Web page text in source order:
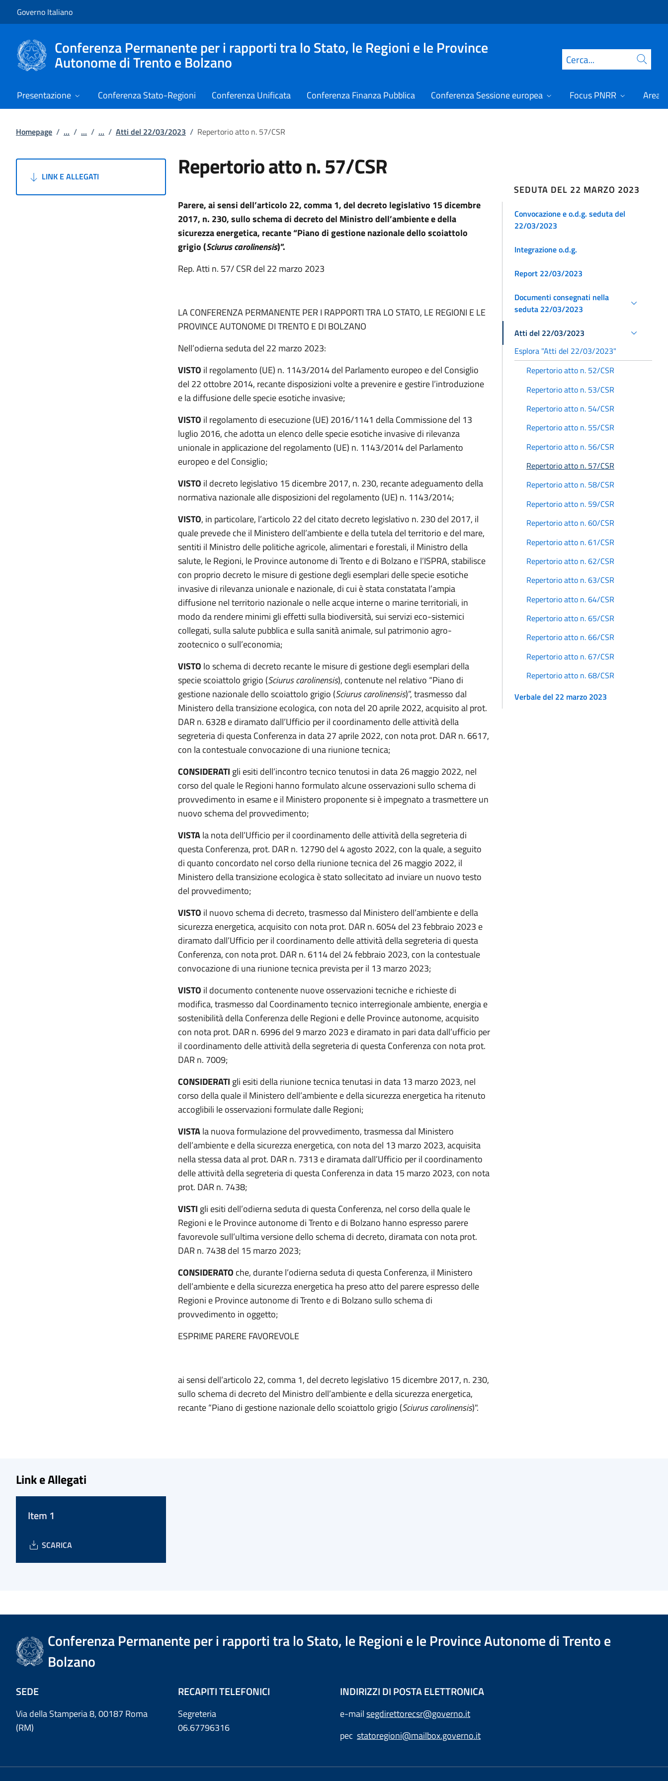
Governo Italiano
Conferenza Permanente per i rapporti tra lo Stato, le Regioni e le Province
Autonome di Trento e Bolzano Cerca
Presentazione Conferenza Stato-Regioni Conferenza Unificata Conferenza Finanza Pubblica Conferenza Sessione europea Focus PNRR Area
Homepage / ... / ... / ... / Atti del 22/03/2023 / Repertorio atto n. 57/CSR
LINK E ALLEGATI Repertorio atto n. 57/CSR
Parere, ai sensi dell’articolo 22, comma 1, del decreto legislativo 15 dicembre
2017, n. 230, sullo schema di decreto del Ministro dell’ambiente e della
sicurezza energetica, recante “Piano di gestione nazionale dello scoiattolo
grigio (Sciurus carolinensis)”.
Rep. Atti n. 57/ CSR del 22 marzo 2023
LA CONFERENZA PERMANENTE PER I RAPPORTI TRA LO STATO, LE REGIONI E LE
PROVINCE AUTONOME DI TRENTO E DI BOLZANO
Nell’odierna seduta del 22 marzo 2023:
VISTO il regolamento (UE) n. 1143/2014 del Parlamento europeo e del Consiglio
del 22 ottobre 2014, recante disposizioni volte a prevenire e gestire l’introduzione
e la diffusione delle specie esotiche invasive;
VISTO il regolamento di esecuzione (UE) 2016/1141 della Commissione del 13
luglio 2016, che adotta un elenco delle specie esotiche invasive di rilevanza
unionale in applicazione del regolamento (UE) n. 1143/2014 del Parlamento
europeo e del Consiglio;
VISTO il decreto legislativo 15 dicembre 2017, n. 230, recante adeguamento della
normativa nazionale alle disposizioni del regolamento (UE) n. 1143/2014;
VISTO, in particolare, l’articolo 22 del citato decreto legislativo n. 230 del 2017, il
quale prevede che il Ministero dell’ambiente e della tutela del territorio e del mare,
sentiti il Ministro delle politiche agricole, alimentari e forestali, il Ministro della
salute, le Regioni, le Province autonome di Trento e di Bolzano e l’ISPRA, stabilisce
con proprio decreto le misure di gestione degli esemplari delle specie esotiche
invasive di rilevanza unionale e nazionale, di cui è stata constatata l’ampia
diffusione nel territorio nazionale o nelle acque interne o marine territoriali, in
modo da rendere minimi gli effetti sulla biodiversità, sui servizi eco-sistemici
collegati, sulla salute pubblica e sulla sanità animale, sul patrimonio agro-
zootecnico o sull’economia;
VISTO lo schema di decreto recante le misure di gestione degli esemplari della
specie scoiattolo grigio (Sciurus carolinensis), contenute nel relativo “Piano di
gestione nazionale dello scoiattolo grigio (Sciurus carolinensis)”, trasmesso dal
Ministero della transizione ecologica, con nota del 20 aprile 2022, acquisito al prot.
DAR n. 6328 e diramato dall’Ufficio per il coordinamento delle attività della
segreteria di questa Conferenza in data 27 aprile 2022, con nota prot. DAR n. 6617,
con la contestuale convocazione di una riunione tecnica;
CONSIDERATI gli esiti dell’incontro tecnico tenutosi in data 26 maggio 2022, nel
corso del quale le Regioni hanno formulato alcune osservazioni sullo schema di
provvedimento in esame e il Ministero proponente si è impegnato a trasmettere un
nuovo schema del provvedimento;
VISTAla nota dell’Ufficio per il coordinamento delle attività della segreteria di
questa Conferenza, prot. DAR n. 12790 del 4 agosto 2022, con la quale, a seguito
di quanto concordato nel corso della riunione tecnica del 26 maggio 2022, il
Ministero della transizione ecologica è stato sollecitato ad inviare un nuovo testo
del provvedimento;
VISTO il nuovo schema di decreto, trasmesso dal Ministero dell’ambiente e della
sicurezza energetica, acquisito con nota prot. DAR n. 6054 del 23 febbraio 2023 e
diramato dall’Ufficio per il coordinamento delle attività della segreteria di questa
Conferenza, con nota prot. DAR n. 6114 del 24 febbraio 2023, con la contestuale
convocazione di una riunione tecnica prevista per il 13 marzo 2023;
VISTO il documento contenente nuove osservazioni tecniche e richieste di
modifica, trasmesso dal Coordinamento tecnico interregionale ambiente, energia e
sostenibilità della Conferenza delle Regioni e delle Province autonome, acquisito
con nota prot. DAR n. 6996 del 9 marzo 2023 e diramato in pari data dall’ufficio per
il coordinamento delle attività della segreteria di questa Conferenza con nota prot.
DAR n. 7009;
CONSIDERATI gli esiti della riunione tecnica tenutasi in data 13 marzo 2023, nel
corso della quale il Ministero dell’ambiente e della sicurezza energetica ha ritenuto
accoglibili le osservazioni formulate dalle Regioni;
VISTAla nuova formulazione del provvedimento, trasmessa dal Ministero
dell’ambiente e della sicurezza energetica, con nota del 13 marzo 2023, acquisita
nella stessa data al prot. DAR n. 7313 e diramata dall’Ufficio per il coordinamento
delle attività della segreteria di questa Conferenza in data 15 marzo 2023, con nota
prot. DAR n. 7438;
VISTI gli esiti dell’odierna seduta di questa Conferenza, nel corso della quale le
Regioni e le Province autonome di Trento e di Bolzano hanno espresso parere
favorevole sull’ultima versione dello schema di decreto, diramata con nota prot.
DAR n. 7438 del 15 marzo 2023;
CONSIDERATO che, durante l’odierna seduta di questa Conferenza, il Ministero
dell’ambiente e della sicurezza energetica ha preso atto del parere espresso delle
Regioni e Province autonome di Trento e di Bolzano sullo schema di
provvedimento in oggetto;
ESPRIME PARERE FAVOREVOLE
ai sensi dell’articolo 22, comma 1, del decreto legislativo 15 dicembre 2017, n. 230,
sullo schema di decreto del Ministro dell’ambiente e della sicurezza energetica,
recante “Piano di gestione nazionale dello scoiattolo grigio (Sciurus carolinensis)".
SEDUTA DEL 22 MARZO 2023
Convocazione e o.d.g. seduta del
22/03/2023
Integrazione o.d.g.
Report 22/03/2023
Documenti consegnati nella
seduta 22/03/2023
Atti del 22/03/2023
Esplora "Atti del 22/03/2023"
Repertorio atto n. 52/CSR
Repertorio atto n. 53/CSR
Repertorio atto n. 54/CSR
Repertorio atto n. 55/CSR
Repertorio atto n. 56/CSR
Repertorio atto n. 57/CSR
Repertorio atto n. 58/CSR
Repertorio atto n. 59/CSR
Repertorio atto n. 60/CSR
Repertorio atto n. 61/CSR
Repertorio atto n. 62/CSR
Repertorio atto n. 63/CSR
Repertorio atto n. 64/CSR
Repertorio atto n. 65/CSR
Repertorio atto n. 66/CSR
Repertorio atto n. 67/CSR
Repertorio atto n. 68/CSR
Verbale del 22 marzo 2023
Link e Allegati
Item 1
SCARICA
Conferenza Permanente per i rapporti tra lo Stato, le Regioni e le Province Autonome di Trento e
Bolzano
SEDE
Via della Stamperia 8, 00187 Roma
(RM)
RECAPITI TELEFONICI
Segreteria
06.67796316
INDIRIZZI DI POSTA ELETTRONICA
e-mailsegdirettorecsr@governo.it
pec statoregioni@mailbox.governo.it